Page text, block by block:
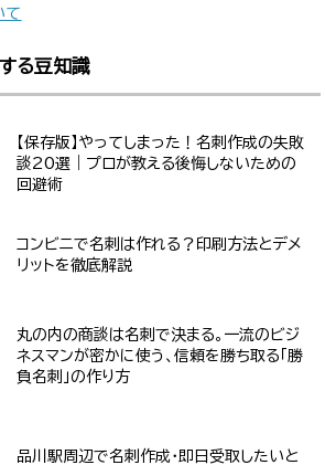
て
る豆知識
【保存版】やってしまった！名刺作成の失敗
談20選｜プロが教える後悔しないための
回避術
コンビニで名刺は作れる？印刷方法とデメ
リットを徹底解説
丸の内の商談は名刺で決まる。一流のビジ
ネスマンが密かに使う、信頼を勝ち取る「勝
負名刺」の作り方
品川駅周辺で名刺作成・即日受取したいと